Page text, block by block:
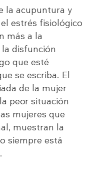
la acupuntura y
estrés fisiológico
más a la
disfunción
que esté
se escriba. El
de la mujer
peor situación
mujeres que
muestran la
siempre está